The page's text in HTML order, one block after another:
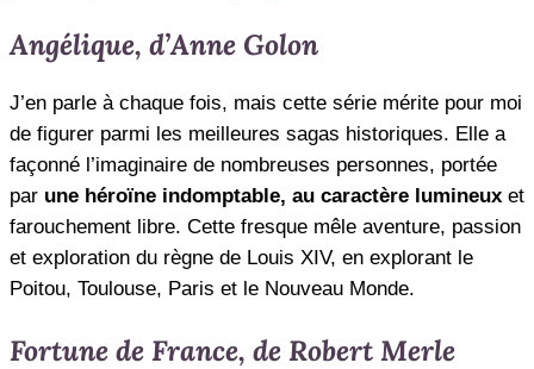
Angélique, d’Anne Golon
J’en parle à chaque fois, mais cette série mérite pour moi
de figurer parmi les meilleures sagas historiques. Elle a
façonné l’imaginaire de nombreuses personnes, portée
par une héroïne indomptable, au caractère lumineux et
farouchement libre. Cette fresque mêle aventure, passion
et exploration du règne de Louis XIV, en explorant le
Poitou, Toulouse, Paris et le Nouveau Monde.
Fortune de France, de Robert Merle